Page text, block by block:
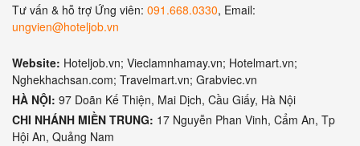
Tư vấn & hỗ trợ Ứng viên: 091.668.0330, Email:
ungvien@hoteljob.vn
Website: Hoteljob.vn; Vieclamnhamay.vn; Hotelmart.vn;
Nghekhachsan.com; Travelmart.vn; Grabviec.vn
HÀ NỘI: 97 Doãn Kế Thiện, Mai Dịch, Cầu Giấy, Hà Nội
CHI NHÁNH MIỀN TRUNG: 17 Nguyễn Phan Vinh, Cẩm An, Tp
Hội An, Quảng Nam